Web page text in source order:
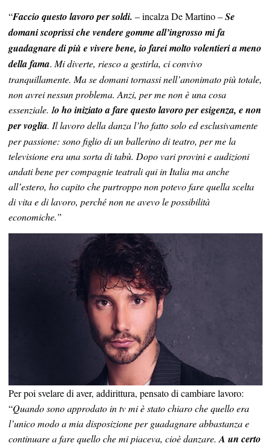
“Faccio questo lavoro per soldi. – incalza De Martino –Se
domani scoprissi che vendere gomme all’ingrosso mi fa
guadagnare di più e vivere bene, io farei molto volentieri a meno
della fama.Mi diverte, riesco a gestirla, ci convivo
tranquillamente. Ma se domani tornassi nell’anonimato più totale,
non avrei nessun problema. Anzi, per me non è una cosa
essenziale. Io ho iniziato a fare questo lavoro per esigenza, e non
per voglia. Il lavoro della danza l’ho fatto solo ed esclusivamente
per passione: sono figlio di un ballerino di teatro, per me la
televisione era una sorta di tabù. Dopo vari provini e audizioni
andati bene per compagnie teatrali qui in Italia ma anche
all’estero, ho capito che purtroppo non potevo fare quella scelta
di vita e di lavoro, perché non ne avevo le possibilità
economiche.”
Per poi svelare di aver, addirittura, pensato di cambiare lavoro:
“Quando sono approdato in tv mi è stato chiaro che quello era
l’unico modo a mia disposizione per guadagnare abbastanza e
continuare a fare quello che mi piaceva, cioè danzare. A un certo